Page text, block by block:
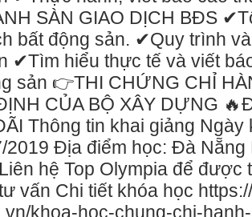
SÀN GIAO DỊCH BĐS
bất động sản. ✔Quy trình
✔Tìm hiểu thực tế và viết
sản 👉THI CHỨNG CHỈ
CỦA BỘ XÂY DỰNG
Thông tin khai giảng Ngày
2019 Địa điểm học: Đà
hệ Top Olympia để được
vấn Chi tiết khóa học
khoa-hoc-chung-chi-
cho thue xe may
phú yên
0387560028 cho
thuê xe máy ở tại
căn Phú Yên, chuyên cho
tại Phú Yên
cho thuê nhà nguyên căn